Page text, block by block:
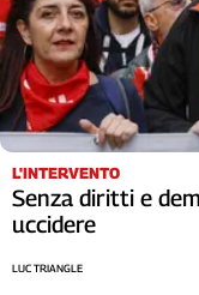
L'INTERVENTO
Senza diritti e
uccidere
LUC TRIANGLE